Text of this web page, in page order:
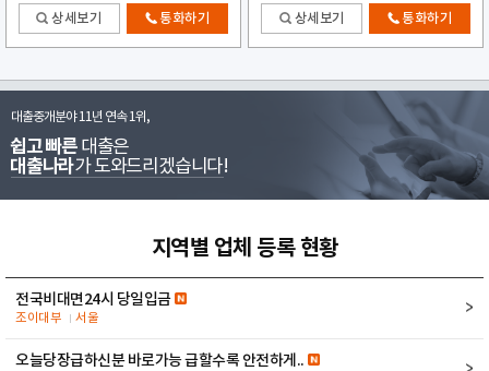
상세보기 통화하기 상세보기 통화하기
대출중개분야 11년 연속 1위,
쉽고 빠른 대출은
대출나라가 도와드리겠습니다!
지역별 업체 등록 현황
전국비대면24시 당일입금
조이대부 서울
오늘당장급하신분 바로가능 급할수록 안전하게..